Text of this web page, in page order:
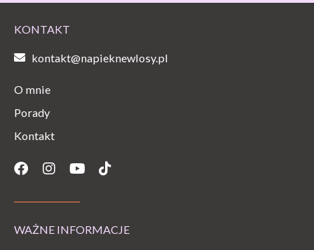
KONTAKT
kontakt@napieknewlosy.pl
O mnie
Porady
Kontakt
Facebook
Instagram
YoutubeTiktok
WAŻNE INFORMACJE